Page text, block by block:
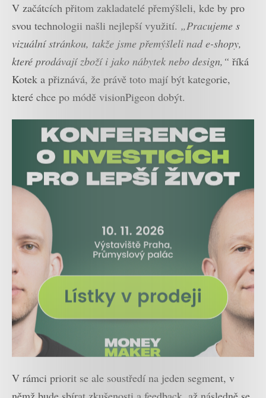
V začátcích přitom zakladatelé přemýšleli, kde by pro
svou technologii našli nejlepší využití. „Pracujeme s
vizuální stránkou, takže jsme přemýšleli nad e-shopy,
které prodávají zboží i jako nábytek nebo design,“ říká
Kotek a přiznává, že právě toto mají být kategorie,
které chce po módě visionPigeon dobýt.
V rámci priorit se ale soustředí na jeden segment, v